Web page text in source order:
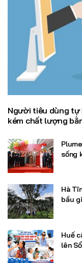
Người tiêu dùng tự
kém chất lượng
sống
Hà
bầu
Huế
lên